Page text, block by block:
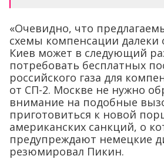
«Очевидно, что
схемы компенсации далеки
Киев может в следующий
потребовать бесплатных
российского газа для
от СП-2. Москве не нужно
внимание на подобные
приготовиться к новой
американских санкций, о
предупреждают немецкие
резюмировал Пикин.